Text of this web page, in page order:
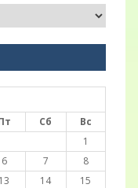
Сб
Вс
1
6 7
8
13 14
15